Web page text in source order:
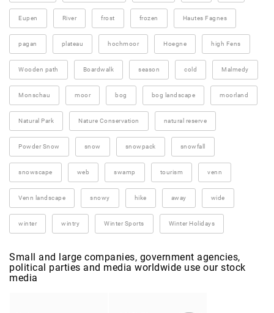
Eupen River frost frozen Hautes Fagnes
pagan plateau hochmoor Hoegne high Fens
Wooden path Boardwalk season cold Malmedy
Monschau moor bog bog landscape moorland
Natural Park Nature Conservation natural reserve
Powder Snow snow snowpack snowfall
snowscape web swamp tourism venn
Venn landscape snowy hike away wide
winter wintry Winter Sports Winter Holidays
Small and large companies, government agencies,
political parties and media worldwide use our stock
media